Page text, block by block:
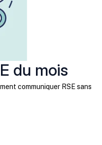
du mois
communiquer RSE sans